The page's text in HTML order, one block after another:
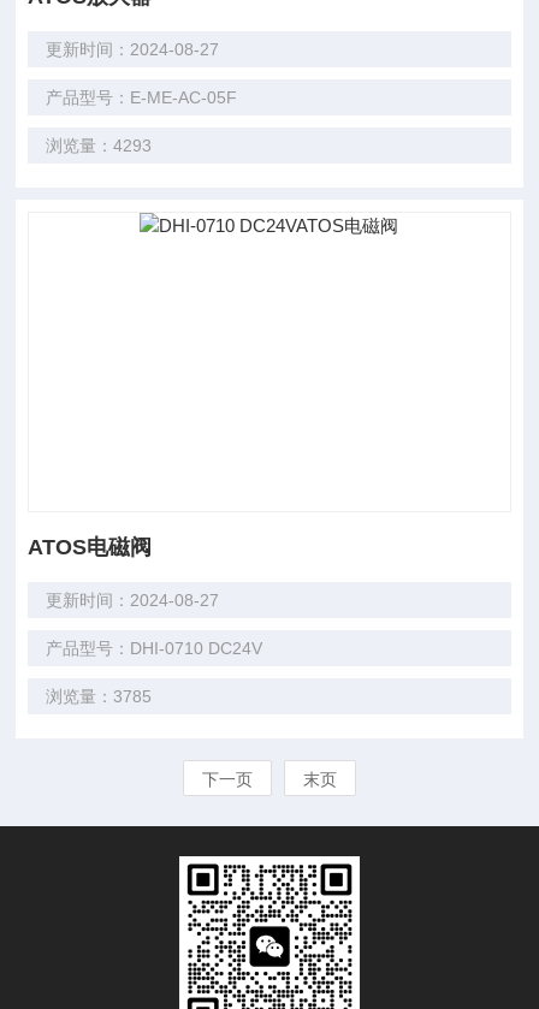
更新时间：2024-08-27
产品型号：E-ME-AC-05F
浏览量：4293
ATOS电磁阀
更新时间：2024-08-27
产品型号：DHI-0710 DC24V
浏览量：3785
下一页 末页